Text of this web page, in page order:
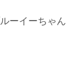
ーイーちゃん